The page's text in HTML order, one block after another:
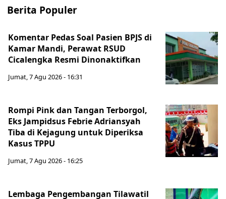
Berita Populer
Komentar Pedas Soal Pasien BPJS di
Kamar Mandi, Perawat RSUD
Cicalengka Resmi Dinonaktifkan
Jumat, 7 Agu 2026 - 16:31
Rompi Pink dan Tangan Terborgol,
Eks Jampidsus Febrie Adriansyah
Tiba di Kejagung untuk Diperiksa
Kasus TPPU
Jumat, 7 Agu 2026 - 16:25
Lembaga Pengembangan Tilawatil